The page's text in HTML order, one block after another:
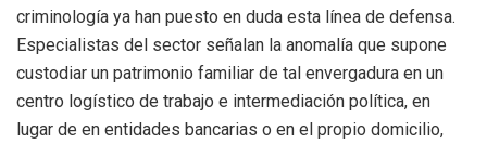
criminología ya han puesto en duda esta línea de defensa.
Especialistas del sector señalan la anomalía que supone
custodiar un patrimonio familiar de tal envergadura en un
centro logístico de trabajo e intermediación política, en
lugar de en entidades bancarias o en el propio domicilio,